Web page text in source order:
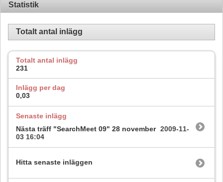
Statistik
Totalt antal inlägg
Totalt antal inlägg
231
Inlägg per dag
0,03
Senaste inlägg
Nästa träff "SearchMeet 09" 28 november 2009-11-
03 16:04
Hitta senaste inläggen